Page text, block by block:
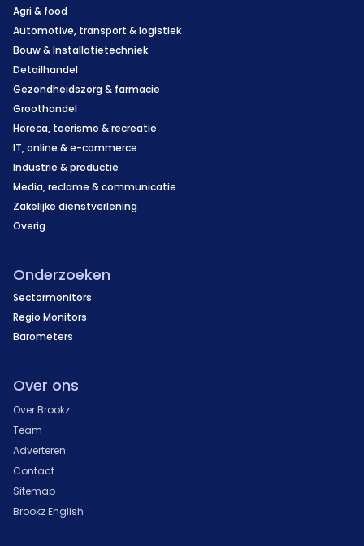
Agri & food
Automotive, transport & logistiek
Bouw & Installatietechniek
Detailhandel
Gezondheidszorg & farmacie
Groothandel
Horeca, toerisme & recreatie
IT, online & e-commerce
Industrie & productie
Media, reclame & communicatie
Zakelijke dienstverlening
Overig
Onderzoeken
Sectormonitors
Regio Monitors
Barometers
Over ons
Over Brookz
Team
Adverteren
Contact
Sitemap
Brookz English